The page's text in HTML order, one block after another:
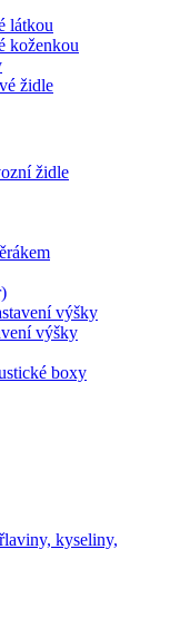
látkou
koženkou
židle
židle
výšky
výšky
boxy
kyseliny,